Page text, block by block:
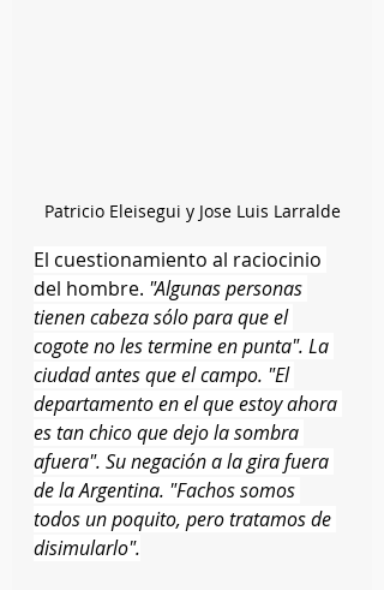
Patricio Eleisegui y Jose Luis Larralde
El cuestionamiento al raciocinio
del hombre. "Algunas personas
tienen cabeza sólo para que el
cogote no les termine en punta". La
ciudad antes que el campo. "El
departamento en el que estoy ahora
es tan chico que dejo la sombra
afuera". Su negación a la gira fuera
de la Argentina. "Fachos somos
todos un poquito, pero tratamos de
disimularlo".